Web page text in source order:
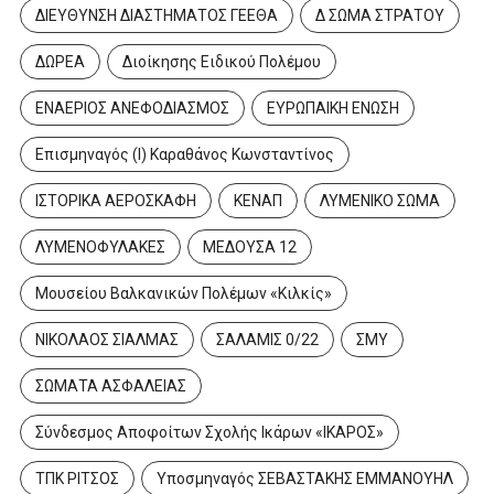
ΔΙΕΥΘΥΝΣΗ ΔΙΑΣΤΗΜΑΤΟΣ ΓΕΕΘΑ Δ ΣΩΜΑ ΣΤΡΑΤΟΥ
ΔΩΡΕΑ Διοίκησης Ειδικού Πολέμου
ΕΝΑΕΡΙΟΣ ΑΝΕΦΟΔΙΑΣΜΟΣ ΕΥΡΩΠΑΙΚΗ ΕΝΩΣΗ
Επισμηναγός (Ι) Καραθάνος Κωνσταντίνος
ΙΣΤΟΡΙΚΑ ΑΕΡΟΣΚΑΦΗ ΚΕΝΑΠ ΛΥΜΕΝΙΚΟ ΣΩΜΑ
ΛΥΜΕΝΟΦΥΛΑΚΕΣ ΜΕΔΟΥΣΑ 12
Μουσείου Βαλκανικών Πολέμων «Κιλκίς»
ΝΙΚΟΛΑΟΣ ΣΙΑΛΜΑΣ ΣΑΛΑΜΙΣ 0/22 ΣΜΥ
ΣΩΜΑΤΑ ΑΣΦΑΛΕΙΑΣ
Σύνδεσμος Αποφοίτων Σχολής Ικάρων «ΙΚΑΡΟΣ»
ΤΠΚ ΡΙΤΣΟΣ Υποσμηναγός ΣΕΒΑΣΤΑΚΗΣ ΕΜΜΑΝΟΥΗΛ